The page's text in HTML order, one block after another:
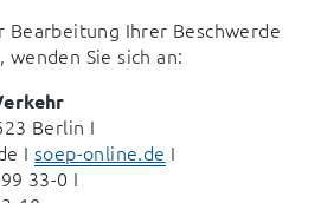
Bearbeitung Ihrer Beschwerde
Sie sich an:
Berlin I
I soep-online.de I
33-0 I